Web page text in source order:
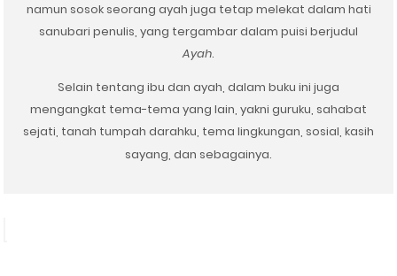
namun sosok seorang ayah juga tetap melekat dalam hati
sanubari penulis, yang tergambar dalam puisi berjudul
Ayah.
Selain tentang ibu dan ayah, dalam buku ini juga
mengangkat tema-tema yang lain, yakni guruku, sahabat
sejati, tanah tumpah darahku, tema lingkungan, sosial, kasih
sayang, dan sebagainya.